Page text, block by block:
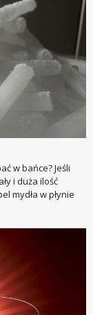
w bańce? Jeśli
i duża ilość
mydła w płynie